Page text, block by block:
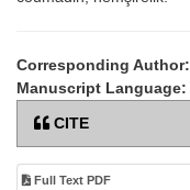
Corresponding Author:
Manuscript Language:
CITE
Full Text PDF